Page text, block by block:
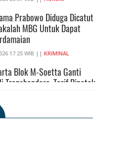
Prabowo Diduga Dicatut
MBG Untuk Dapat
17:25 WIB || KRIMINAL
Blok M-Soetta Ganti
Transbandara, Tarif Dipatok
15:05 WIB ||